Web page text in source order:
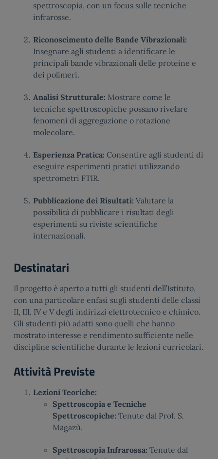
spettroscopia, con un focus sulle tecniche
infrarosse.
Riconoscimento delle Bande Vibrazionali:
Insegnare agli studenti a identificare le
principali bande vibrazionali delle proteine e
dei polimeri.
Analisi Strutturale: Mostrare come le
tecniche spettroscopiche possano rivelare
fenomeni di aggregazione o rotazione
molecolare.
Esperienza Pratica: Consentire agli studenti di
eseguire esperimenti pratici utilizzando
spettrometri FTIR.
Pubblicazione dei Risultati: Valutare la
possibilità di pubblicare i risultati degli
esperimenti su riviste scientifiche
internazionali.
Destinatari
Il progetto è aperto a tutti gli studenti dell’Istituto,
con una particolare enfasi sugli studenti delle classi
II, III, IV e V degli indirizzi elettrotecnico e chimico.
Gli studenti più adatti sono quelli che hanno
mostrato interesse e rendimento sufficiente nelle
discipline scientifiche durante le lezioni curricolari.
Attività Previste
Lezioni Teoriche:
Spettroscopia e Tecniche
Spettroscopiche: Tenute dal Prof. S.
Magazù.
Spettroscopia Infrarossa: Tenute dal